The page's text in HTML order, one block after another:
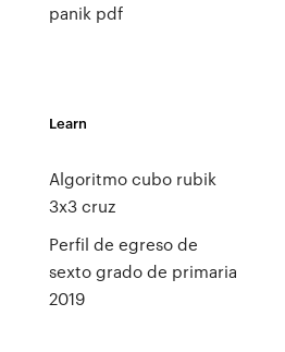
panik pdf
Learn
Algoritmo cubo rubik
3x3 cruz
Perfil de egreso de
sexto grado de primaria
2019